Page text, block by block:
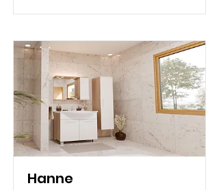
Hanne